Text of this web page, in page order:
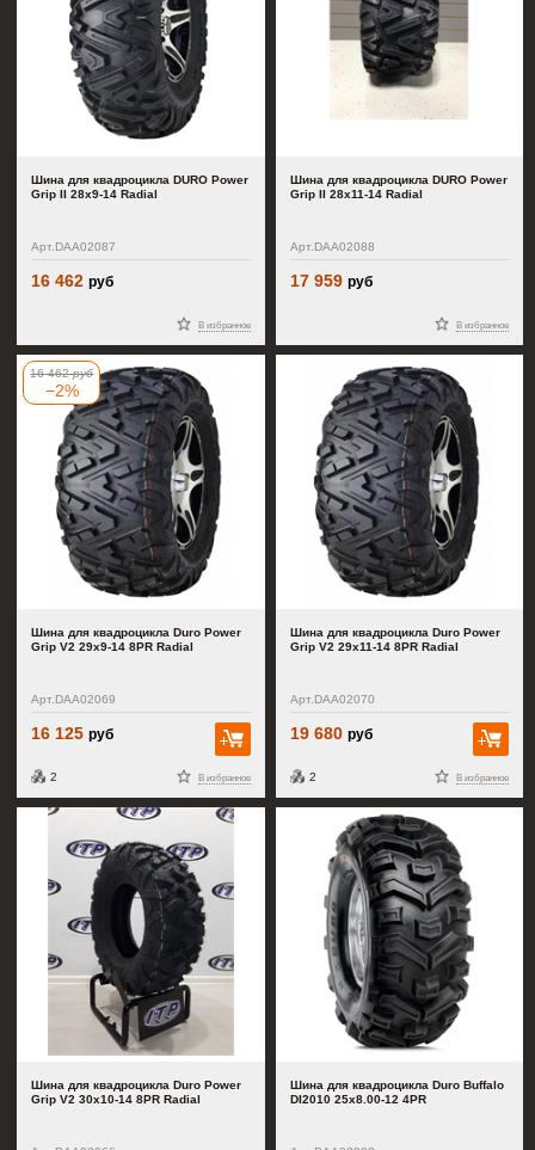
Шина для квадроцикла DURO Power
Grip II 28x9-14 Radial
Арт.DAA02087
16 462руб
В избранное
Шина для квадроцикла DURO Power
Grip II 28x11-14 Radial
Арт.DAA02088
17 959 руб
В избранное
16 462руб
−2%
Шина для квадроцикла Duro Power
Grip V2 29x9-14 8PR Radial
Арт.DAA02069
16 125руб
В избранное
2
В корзину
Шина для квадроцикла Duro Power
Grip V2 29x11-14 8PR Radial
Арт.DAA02070
19 680 руб
В избранное
2
Шина для квадроцикла Duro Power
Grip V2 30x10-14 8PR Radial
Шина для квадроцикла Duro Buffalo
DI2010 25x8.00-12 4PR